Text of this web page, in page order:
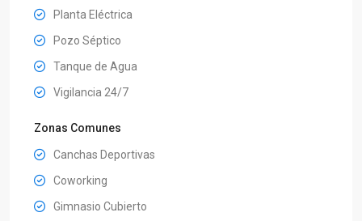
Planta Eléctrica
Pozo Séptico
Tanque de Agua
Vigilancia 24/7
Zonas Comunes
Canchas Deportivas
Coworking
Gimnasio Cubierto